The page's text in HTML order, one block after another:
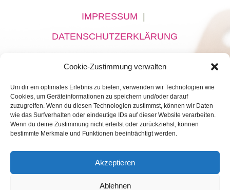
Cookie-Zustimmung verwalten
Um dir ein optimales Erlebnis zu bieten, verwenden wir Technologien wie
Cookies, um Geräteinformationen zu speichern und/oder darauf
zuzugreifen. Wenn du diesen Technologien zustimmst, können wir Daten
wie das Surfverhalten oder eindeutige IDs auf dieser Website verarbeiten.
Wenn du deine Zustimmung nicht erteilst oder zurückziehst, können
bestimmte Merkmale und Funktionen beeinträchtigt werden.
Akzeptieren
Ablehnen
IMPRESSUM
DATENSCHUTZERKLÄRUNG